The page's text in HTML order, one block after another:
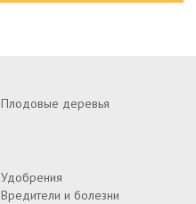
Плодовые деревья
Удобрения
Вредители и болезни